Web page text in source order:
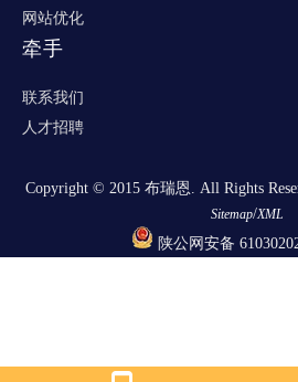
网站优化
牵手
联系我们
人才招聘
Copyright © 2015 布瑞恩. All Rights
Sitemap/XML
陕公网安备